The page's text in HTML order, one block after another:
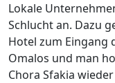
Lokale
Schlucht an. Dazu
Hotel zum Eingang
Omalos und man
Chora Sfakia